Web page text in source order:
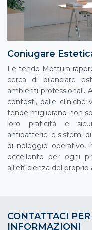
Coniugare
Le tende Mottura
cerca di bilanciare
ambienti professionali.
contesti, dalle cliniche
tende migliorano non
loro praticità e
antibatterici e sistemi
di noleggio operativo,
eccellente per ogni
all'efficienza del proprio
CONTATTACI
INFORMAZIONI